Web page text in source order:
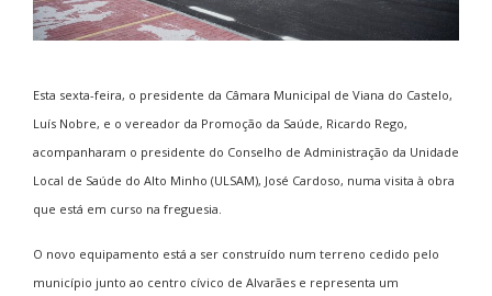
Esta sexta-feira, o presidente da Câmara Municipal de Viana do Castelo,
Luís Nobre, e o vereador da Promoção da Saúde, Ricardo Rego,
acompanharam o presidente do Conselho de Administração da Unidade
Local de Saúde do Alto Minho (ULSAM), José Cardoso, numa visita à obra
que está em curso na freguesia.
O novo equipamento está a ser construído num terreno cedido pelo
município junto ao centro cívico de Alvarães e representa um